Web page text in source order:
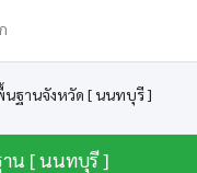
ฐานจังหวัด [ นนทบุรี ]
น [ นนทบุรี ]